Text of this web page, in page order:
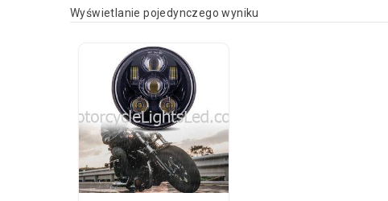
Wyświetlanie pojedynczego wyniku